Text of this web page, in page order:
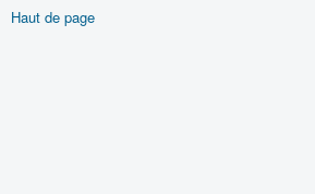
Haut de page